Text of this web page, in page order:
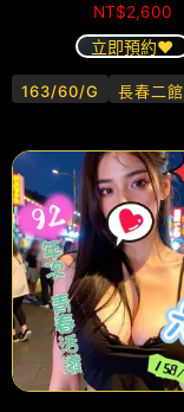
NT$2,600
立即預約❤️
163/60/G 長春二館